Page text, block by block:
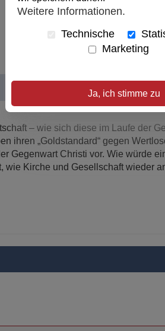
– wie sich diese im Laufe der
ihren „Goldstandard“ gegen
Gegenwart Christi vor. Wie würde
wie Kirche und Gesellschaft wieder
Weitere Informationen.
Technische
Marketing
Ja, ich stimme zu